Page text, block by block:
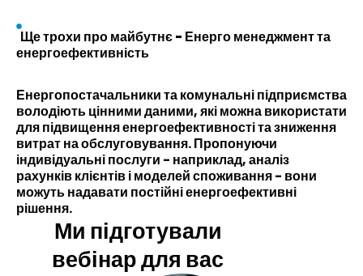
Ще трохи про майбутнє - Енерго менеджмент та
енергоефективність
Енергопостачальники та комунальні підприємства
володіють цінними даними, які можна використати
для підвищення енергоефективності та зниження
витрат на обслуговування. Пропонуючи
індивідуальні послуги - наприклад, аналіз
рахунків клієнтів і моделей споживання - вони
можуть надавати постійні енергоефективні
рішення.
Ми підготували
вебінар для вас